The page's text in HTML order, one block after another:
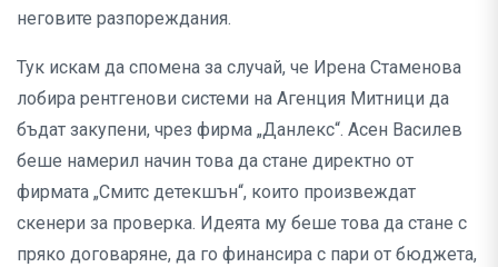
неговите разпореждания.
Тук искам да спомена за случай, че Ирена Стаменова
лобира рентгенови системи на Агенция Митници да
бъдат закупени, чрез фирма „Данлекс“. Асен Василев
беше намерил начин това да стане директно от
фирмата „Смитс детекшън“, които произвеждат
скенери за проверка. Идеята му беше това да стане с
пряко договаряне, да го финансира с пари от бюджета,